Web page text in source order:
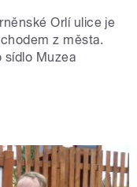
Orlí ulice je
z města.
sídlo Muzea